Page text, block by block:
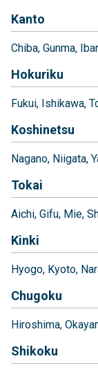
Kanto
Chiba Gunma
Hokuriku
Fukui Ishikawa
Koshinetsu
Nagano Niigata
Tokai
Aichi Gifu Mie
Kinki
Hyogo Kyoto
Chugoku
Hiroshima
Shikoku